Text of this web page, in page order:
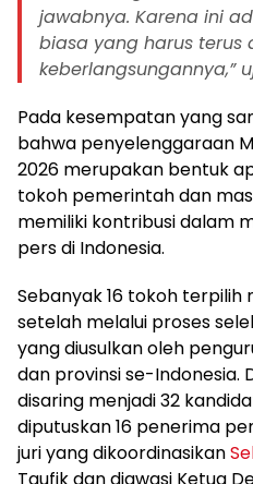
jawabnya. Karena ini
biasa yang harus terus
keberlangsungannya,”
Pada kesempatan yang
bahwa penyelenggaraan
2026 merupakan bentuk
tokoh pemerintah dan
memiliki kontribusi dalam
pers di Indonesia.
Sebanyak 16 tokoh
setelah melalui proses
yang diusulkan oleh
dan provinsi se-Indonesia.
disaring menjadi 32
diputuskan 16 penerima
juri yang dikoordinasikan